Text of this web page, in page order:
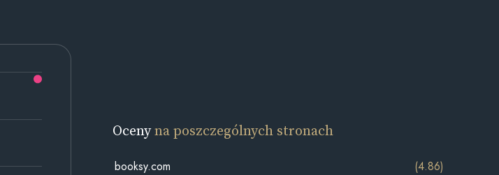
Ocenyna poszczególnych stronach
booksy.com (4.86)